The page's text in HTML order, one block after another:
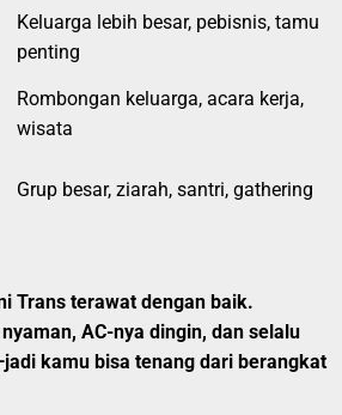
Keluarga lebih besar, pebisnis, tamu
penting
Rombongan keluarga, acara kerja,
wisata
Grup besar, ziarah, santri, gathering
Trans terawat dengan baik.
AC-nya dingin, dan selalu
kamu bisa tenang dari berangkat